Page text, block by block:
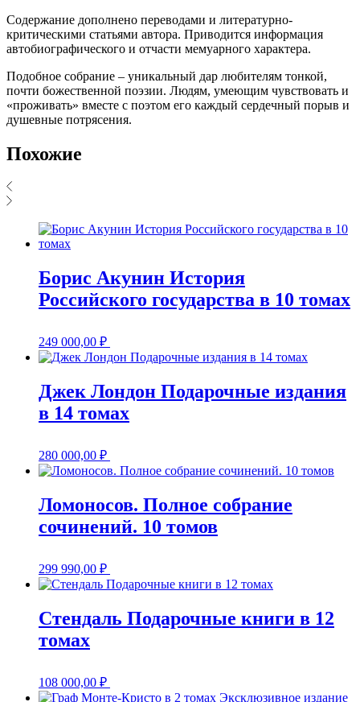
Содержание дополнено переводами и литературно-
критическими статьями автора. Приводится информация
автобиографического и отчасти мемуарного характера.
Подобное собрание – уникальный дар любителям тонкой,
почти божественной поэзии. Людям, умеющим чувствовать и
«проживать» вместе с поэтом его каждый сердечный порыв и
душевные потрясения.
Похожие
Борис Акунин История
Российского государства в 10 томах
249 000,00 ₽
Джек Лондон Подарочные издания
в 14 томах
280 000,00 ₽
Ломоносов. Полное собрание
сочинений. 10 томов
299 990,00 ₽
Стендаль Подарочные книги в 12
томах
108 000,00 ₽